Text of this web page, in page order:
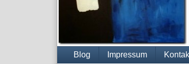
Blog Impressum